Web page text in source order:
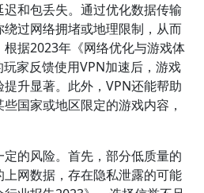
和包丢失。通过优化数据传输
过网络拥堵或地理限制，从而
据2023年《网络优化与游戏体
家反馈使用VPN加速后，游戏
升显著。此外，VPN还能帮助
国家或地区限定的游戏内容，
的风险。首先，部分低质量的
网数据，存在隐私泄露的可能